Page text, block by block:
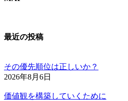
最近の投稿
その優先順位は正しいか？
2026年8月6日
価値観を構築していくために